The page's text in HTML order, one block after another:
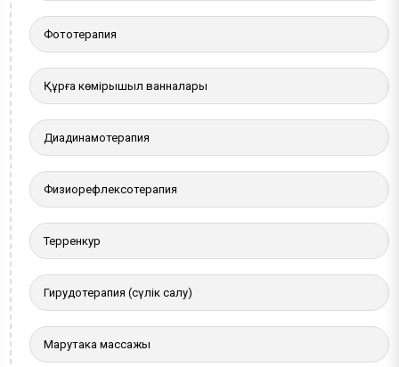
Фототерапия
Құрғақ көмірқышқыл ванналары
Диадинамотерапия
Физиорефлексотерапия
Терренкур
Гирудотерапия (сүлік салу)
Марутака массажы